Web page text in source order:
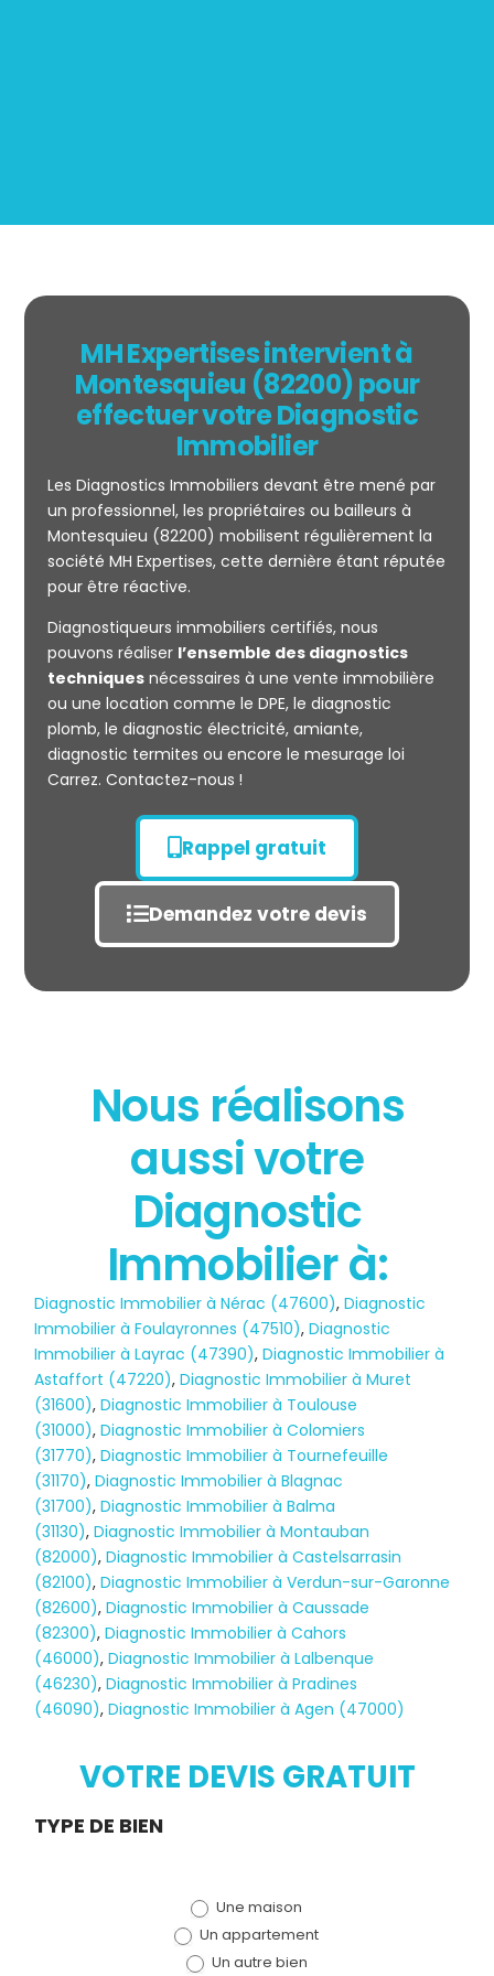
Mesurage
CARREZ
État des risques
POLLUTION
Diagnostic
TERMITES
MH Expertises intervient à
Montesquieu (82200) pour
effectuer votre Diagnostic
Immobilier
Les Diagnostics Immobiliers devant être mené par
un professionnel, les propriétaires ou bailleurs à
Montesquieu (82200) mobilisent régulièrement la
société MH Expertises, cette dernière étant réputée
pour être réactive.
Diagnostiqueurs immobiliers certifiés, nous
pouvons réaliser l’ensemble des diagnostics
techniquesnécessaires à une vente immobilière
ou une location comme le DPE, le diagnostic
plomb, le diagnostic électricité, amiante,
diagnostic termites ou encore le mesurage loi
Carrez. Contactez-nous !
Rappel gratuit
Demandez votre devis
Nous réalisons
aussi votre
Diagnostic
Immobilier à:
Diagnostic Immobilier à Nérac (47600),Diagnostic
Immobilier à Foulayronnes (47510),Diagnostic
Immobilier à Layrac (47390),Diagnostic Immobilier à
Astaffort (47220),Diagnostic Immobilier à Muret
(31600),Diagnostic Immobilier à Toulouse
(31000),Diagnostic Immobilier à Colomiers
(31770),Diagnostic Immobilier à Tournefeuille
(31170),Diagnostic Immobilier à Blagnac
(31700),Diagnostic Immobilier à Balma
(31130),Diagnostic Immobilier à Montauban
(82000),Diagnostic Immobilier à Castelsarrasin
(82100),Diagnostic Immobilier à Verdun-sur-Garonne
(82600),Diagnostic Immobilier à Caussade
(82300),Diagnostic Immobilier à Cahors
(46000),Diagnostic Immobilier à Lalbenque
(46230),Diagnostic Immobilier à Pradines
(46090),Diagnostic Immobilier à Agen (47000)
VOTRE DEVIS GRATUIT
Demande
TYPE DE BIEN
Une maison
Un appartement
Un autre bien